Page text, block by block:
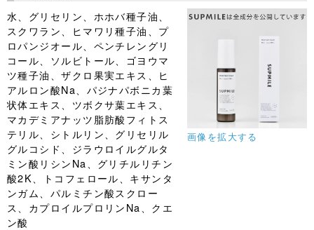
水、グリセリン、ホホバ種子油、
スクワラン、ヒマワリ種子油、プ
ロパンジオール、ペンチレングリ
コール、ソルビトール、ゴヨウマ
ツ種子油、ザクロ果実エキス、ヒ
アルロン酸Na、パジナパボニカ葉
状体エキス、ツボクサ葉エキス、
マカデミアナッツ脂肪酸フィトス
テリル、シトルリン、グリセリル
グルコシド、ジラウロイルグルタ
ミン酸リシンNa、グリチルリチン
酸2K、トコフェロール、キサンタ
ンガム、パルミチン酸スクロー
ス、カプロイルプロリンNa、クエ
ン酸
画像を拡大する